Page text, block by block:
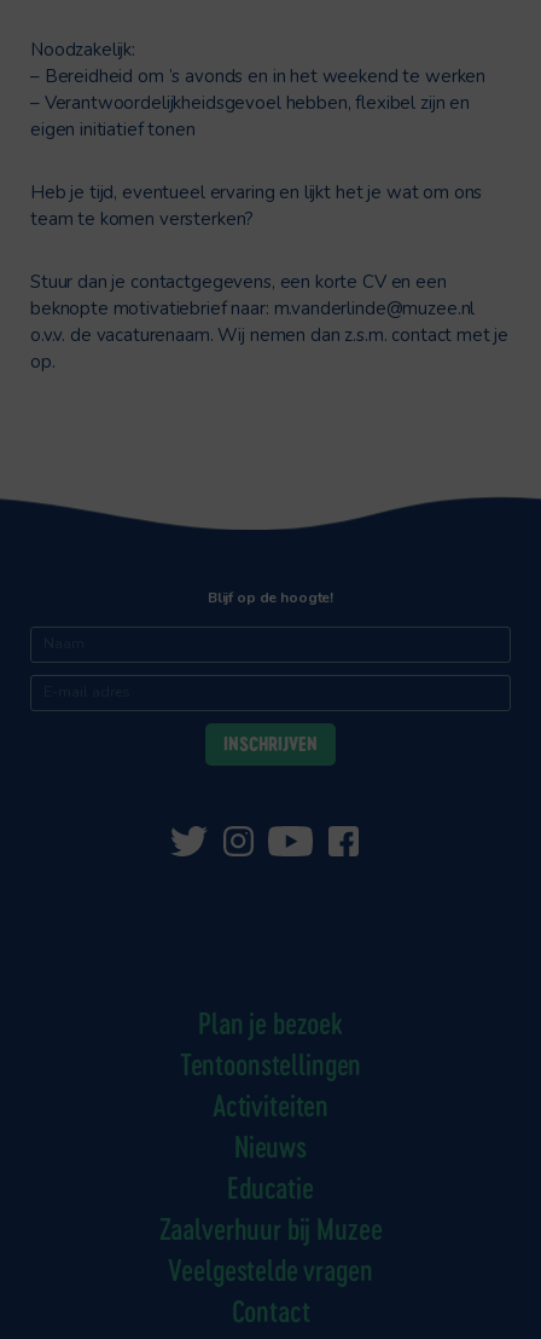
Noodzakelijk:
– Bereidheid om ’s avonds en in het weekend te werken
– Verantwoordelijkheidsgevoel hebben, flexibel zijn en
eigen initiatief tonen
Heb je tijd, eventueel ervaring en lijkt het je wat om ons
team te komen versterken?
Stuur dan je contactgegevens, een korte CV en een
beknopte motivatiebrief naar: m.vanderlinde@muzee.nl
o.v.v. de vacaturenaam. Wij nemen dan z.s.m. contact met je
op.
Plan je bezoek
Tentoonstellingen
Activiteiten
Nieuws
Educatie
Zaalverhuur bij Muzee
Veelgestelde vragen
Contact
Blijf op de hoogte!